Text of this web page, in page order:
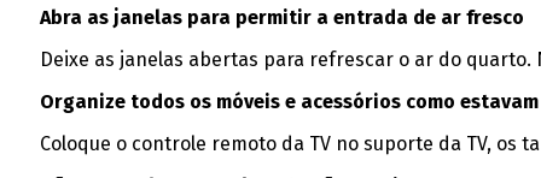
Abra as janelas para permitir a entrada de ar fresco
Deixe as janelas abertas para refrescar o ar do
Organize todos os móveis e acessórios como
Coloque o controle remoto da TV no suporte da TV, os